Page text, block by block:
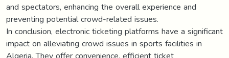
and spectators, enhancing the overall experience and
preventing potential crowd-related issues.
In conclusion, electronic ticketing platforms have a significant
impact on alleviating crowd issues in sports facilities in